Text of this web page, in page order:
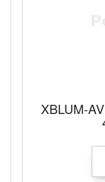
XBLUM-